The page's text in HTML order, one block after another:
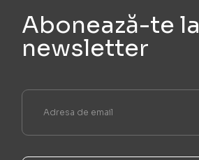
Abonează-te la
newsletter